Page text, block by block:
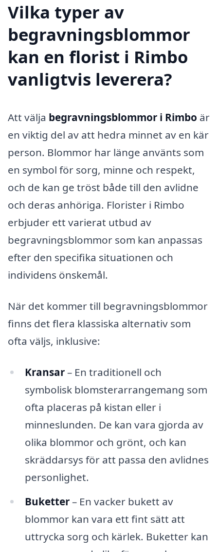
Vilka typer av
begravningsblommor
kan en florist i Rimbo
vanligtvis leverera?
Att välja begravningsblommor i Rimbo är
en viktig del av att hedra minnet av en kär
person. Blommor har länge använts som
en symbol för sorg, minne och respekt,
och de kan ge tröst både till den avlidne
och deras anhöriga. Florister i Rimbo
erbjuder ett varierat utbud av
begravningsblommor som kan anpassas
efter den specifika situationen och
individens önskemål.
När det kommer till begravningsblommor
finns det flera klassiska alternativ som
ofta väljs, inklusive:
Kransar– En traditionell och
symbolisk blomsterarrangemang som
ofta placeras på kistan eller i
minneslunden. De kan vara gjorda av
olika blommor och grönt, och kan
skräddarsys för att passa den avlidnes
personlighet.
Buketter– En vacker bukett av
blommor kan vara ett fint sätt att
uttrycka sorg och kärlek. Buketter kan